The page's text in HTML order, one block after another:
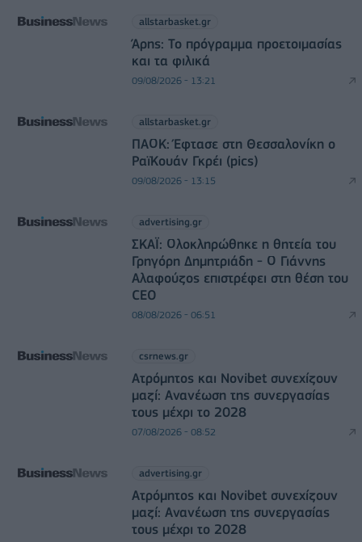
allstarbasket.gr
Άρης: Το πρόγραμμα προετοιμασίας
και τα φιλικά
09/08/2026 - 13:21
allstarbasket.gr
ΠΑΟΚ: Έφτασε στη Θεσσαλονίκη ο
ΡαϊΚουάν Γκρέι (pics)
09/08/2026 - 13:15
advertising.gr
ΣΚΑΪ: Ολοκληρώθηκε η θητεία του
Γρηγόρη Δημητριάδη - Ο Γιάννης
Αλαφούζος επιστρέφει στη θέση του
CEO
08/08/2026 - 06:51
csrnews.gr
Ατρόμητος και Novibet συνεχίζουν
μαζί: Ανανέωση της συνεργασίας
τους μέχρι το 2028
07/08/2026 - 08:52
advertising.gr
Ατρόμητος και Novibet συνεχίζουν
μαζί: Ανανέωση της συνεργασίας
τους μέχρι το 2028